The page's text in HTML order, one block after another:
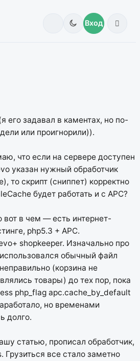
Вход
его задавал в каментах, но по-
или проигнорили)).
что если на сервере доступен
указан нужный обработчик
то скрипт (сниппет) корректно
будет работать и с APC?
вот в чем — есть интернет-
php5.3 + APC.
shopkeeper. Изначально про
обычный файл
(корзина не
товары) до тех пор, пока
php_flag apc.cache_by_default
но временами
долго.
статью, прописал обработчик,
Грузиться все стало заметно